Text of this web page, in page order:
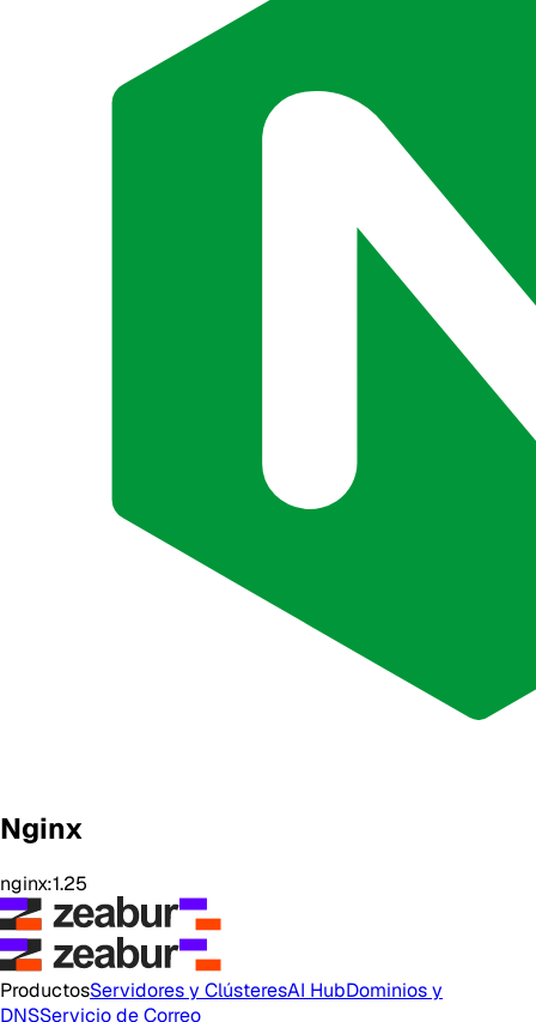
Nginx
nginx:1.25
ProductosServidores y ClústeresAI HubDominios y
DNSServicio de Correo